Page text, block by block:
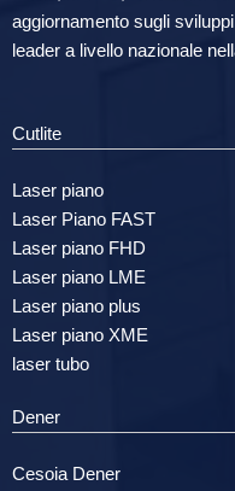
aggiornamento sugli
leader a livello nazionale
Cutlite
Laser piano
Laser Piano FAST
Laser piano FHD
Laser piano LME
Laser piano plus
Laser piano XME
laser tubo
Dener
Cesoia Dener